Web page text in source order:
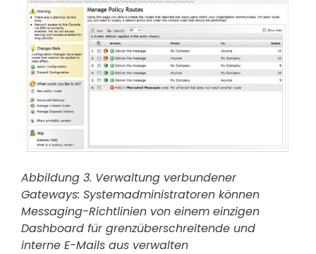
Abbildung 3. Verwaltung verbundener
Gateways: Systemadministratoren können
Messaging-Richtlinien von einem einzigen
Dashboard für grenzüberschreitende und
interne E-Mails aus verwalten